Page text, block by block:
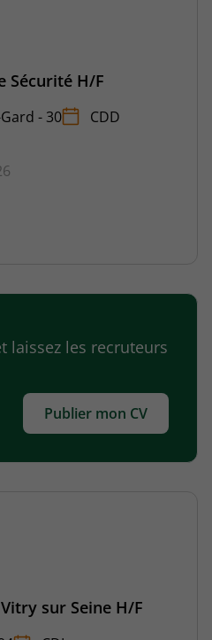
Sécurité H/F
- 30
CDD
laissez les recruteurs
Publier mon CV
sur Seine H/F